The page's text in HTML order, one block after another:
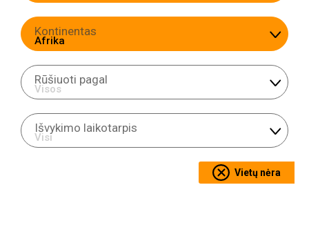
Kontinentas
Rūšiuoti pagal
Išvykimo laikotarpis
Vietų nėra